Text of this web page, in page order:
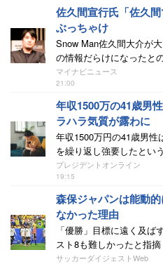
佐久間宣行氏「佐久
ぶっちゃけ
Snow Man佐久間大介が
の情報だらけになったと
マイナビニュース
21:00
年収1500万の41歳男
ラハラ気質が露わに
年収1500万円の41歳男性
を繰り返し強要したという
プレジデントオンライン
19:15
森保ジャパンは能動
なかった理由
「優勝」目標に遠く及
スト8も難しかったと指摘
サッカーダイジェストWeb